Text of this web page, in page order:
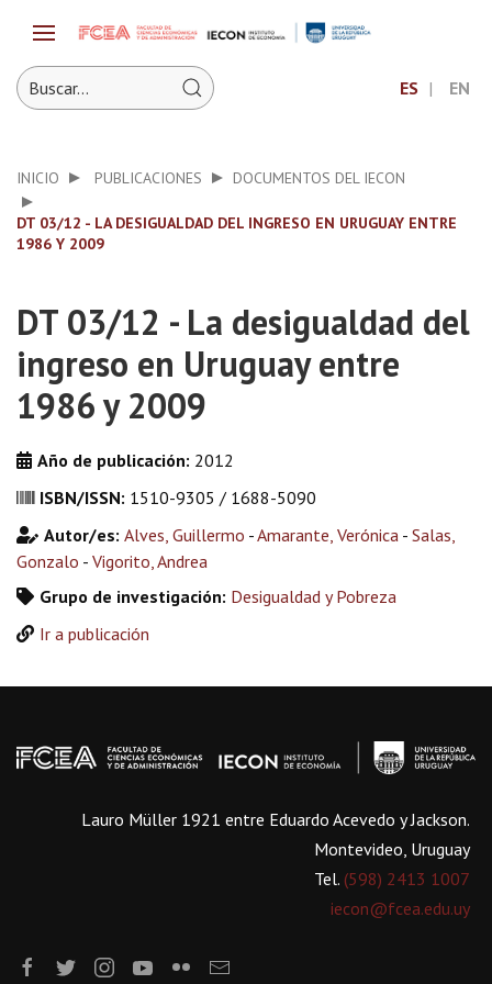
ES EN
INICIO PUBLICACIONES DOCUMENTOS DEL IECON
DT 03/12 - LA DESIGUALDAD DEL INGRESO EN URUGUAY ENTRE
1986 Y 2009
DT 03/12 - La desigualdad del
ingreso en Uruguay entre
1986 y 2009
Año de publicación: 2012
ISBN/ISSN: 1510-9305 / 1688-5090
Autor/es: Alves, Guillermo -Amarante, Verónica - Salas,
Gonzalo - Vigorito, Andrea
Grupo de investigación: Desigualdad y Pobreza
Ir a publicación
Lauro Müller 1921 entre Eduardo Acevedo y Jackson.
Montevideo, Uruguay
Tel. (598) 2413 1007
iecon@fcea.edu.uy